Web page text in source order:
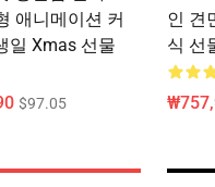
애니메이션 커
일 Xmas 선물
$97.05
인 견
식 선